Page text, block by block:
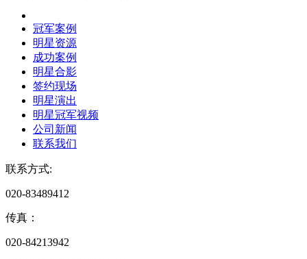
冠军案例
明星资源
成功案例
明星合影
签约现场
明星演出
明星冠军视频
公司新闻
联系我们
联系方式:
020-83489412
传真：
020-84213942